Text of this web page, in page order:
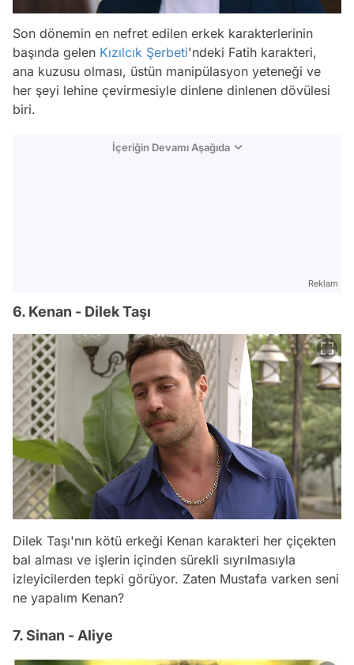
Son dönemin en nefret edilen erkek karakterlerinin
başında gelen Kızılcık Şerbeti'ndeki Fatih karakteri,
ana kuzusu olması, üstün manipülasyon yeteneği ve
her şeyi lehine çevirmesiyle dinlene dinlenen dövülesi
biri.
İçeriğin Devamı Aşağıda
Reklam
6. Kenan - Dilek Taşı
Dilek Taşı'nın kötü erkeği Kenan karakteri her çiçekten
bal alması ve işlerin içinden sürekli sıyrılmasıyla
izleyicilerden tepki görüyor. Zaten Mustafa varken seni
ne yapalım Kenan?
7. Sinan - Aliye